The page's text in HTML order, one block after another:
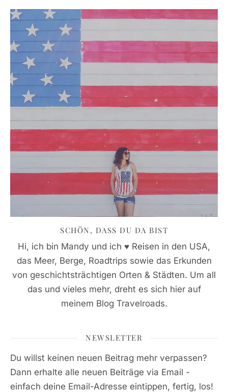
SCHÖN, DASS DU DA BIST
Hi, ich bin Mandy und ich ♥ Reisen in den USA,
das Meer, Berge, Roadtrips sowie das Erkunden
von geschichtsträchtigen Orten & Städten. Um all
das und vieles mehr, dreht es sich hier auf
meinem Blog Travelroads.
NEWSLETTER
Du willst keinen neuen Beitrag mehr verpassen?
Dann erhalte alle neuen Beiträge via Email -
einfach deine Email-Adresse eintippen, fertig, los!